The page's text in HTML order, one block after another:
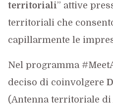
territoriali” attive
territoriali che
capillarmente le
Nel programma
deciso di coinvolgere
(Antenna territoriale di